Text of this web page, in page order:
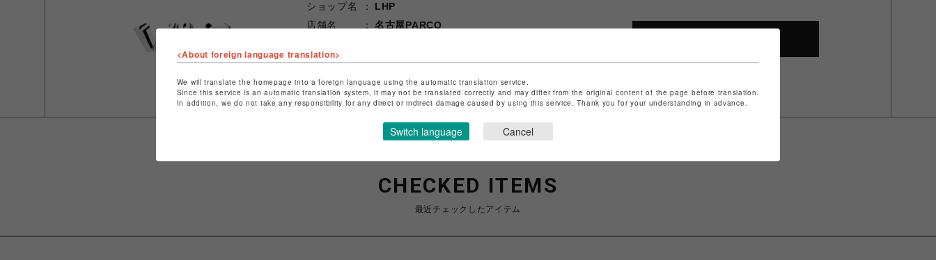
ショップ名
LHP
店舗名
名古屋PARCO
特定商取引法など法令に基づく表記は
CHECKED ITEMS
最近チェックしたアイテム
<About foreign language translation>
We will translate the homepage into a foreign language using the automatic translation service.
Since this service is an automatic translation system, it may not be translated correctly and may differ from the original content of the page before translation.
In addition, we do not take any responsibility for any direct or indirect damage caused by using this service. Thank you for your understanding in advance.
Switch language Cancel